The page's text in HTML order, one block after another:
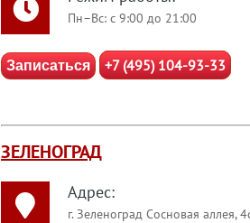
Пн–Вс: с 9:00 до 21:00
Записаться +7 (495) 104-93-33
ЗЕЛЕНОГРАД
Адрес:
г. Зеленоград Сосновая аллея,